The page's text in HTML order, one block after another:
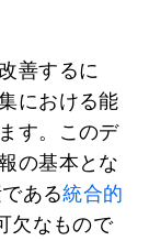
善するに
における能
す。このデ
の基本とな
ある統合的
欠なもので